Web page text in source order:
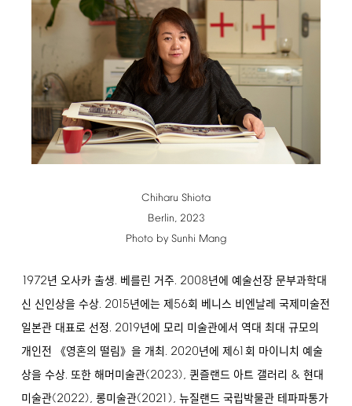
Chiharu Shiota
Berlin, 2023
Photo by Sunhi Mang
1972년 오사카 출생. 베를린 거주. 2008년에 예술선장 문부과학대
신 신인상을 수상. 2015년에는 제 56회 베니스 비엔날레 국제미술전
일본관 대표로 선정. 2019년에 모리 미술관에서 역대 최대 규모의
개인전 《영혼의 떨림》을 개최 . 2020년에 제 61회 마이니치 예술
상을 수상. 또한 해머미술관(2023), 퀸즐랜드 아트 갤러리 & 현대
미술관(2022), 롱미술관(2021), 뉴질랜드 국립박물관 테파파통가